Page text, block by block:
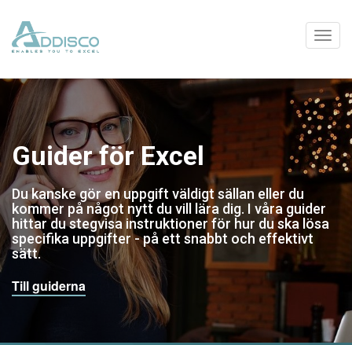
Guider för Excel
Du kanske gör en uppgift väldigt sällan eller du
kommer på något nytt du vill lära dig. I våra guider
hittar du stegvisa instruktioner för hur du ska lösa
specifika uppgifter - på ett snabbt och effektivt
sätt.
Till guiderna